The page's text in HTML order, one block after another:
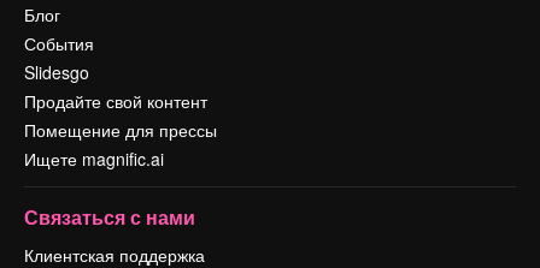
Блог
События
Slidesgo
Продайте свой контент
Помещение для прессы
Ищете magnific.ai
Связаться с нами
Клиентская поддержка